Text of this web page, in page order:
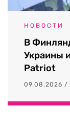
НОВОСТИ
В
Украины
Patriot
09.08.2026 /